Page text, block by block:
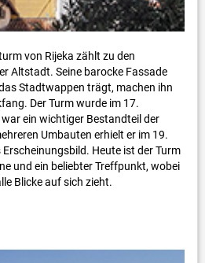
von Rijeka zählt zu den
Altstadt. Seine barocke Fassade
Stadtwappen trägt, machen ihn
Der Turm wurde im 17.
ein wichtiger Bestandteil der
Umbauten erhielt er im 19.
Heute ist der Turm
und ein beliebter Treffpunkt, wobei
Blicke auf sich zieht.